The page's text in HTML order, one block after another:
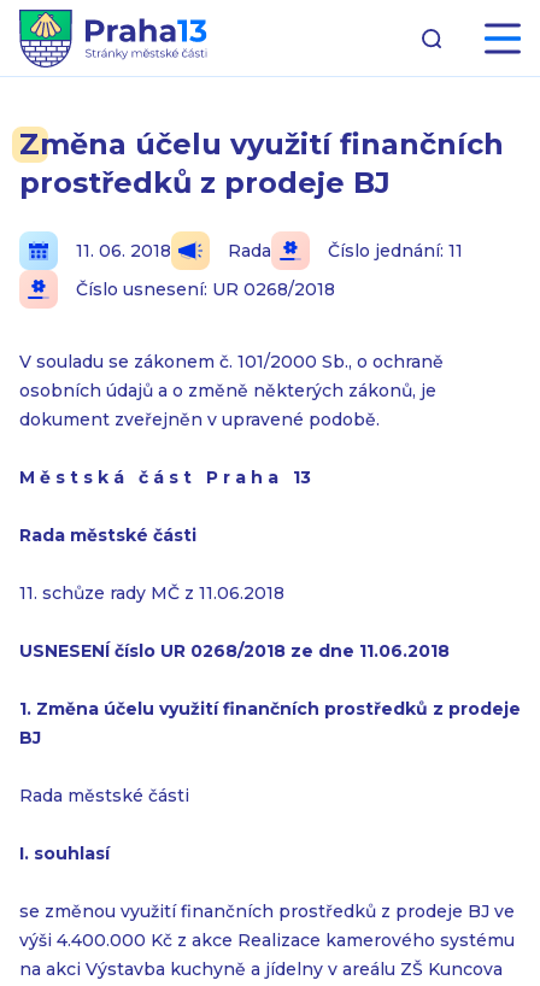
Změna účelu využití finančních
prostředků z prodeje BJ
11. 06. 2018 Rada
Číslo jednání: 11
Číslo usnesení: UR 0268/2018
V souladu se zákonem č. 101/2000 Sb., o ochraně
osobních údajů a o změně některých zákonů, je
dokument zveřejněn v upravené podobě.
M ě s t s k á č á s t P r a h a 13
Rada městské části
11. schůze rady MČ z 11.06.2018
USNESENÍ číslo UR 0268/2018 ze dne 11.06.2018
1. Změna účelu využití finančních prostředků z prodeje
BJ
Rada městské části
I. souhlasí
se změnou využití finančních prostředků z prodeje BJ ve
výši 4.400.000 Kč z akce Realizace kamerového systému
na akci Výstavba kuchyně a jídelny v areálu ZŠ Kuncova